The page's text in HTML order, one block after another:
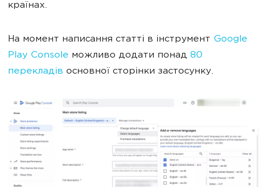
країнах.
На момент написання статті в інструмент Google
Play Console можливо додати понад 80
перекладів основної сторінки застосунку.